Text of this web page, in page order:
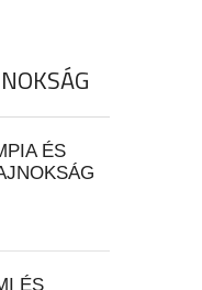
ÉS
ÉS